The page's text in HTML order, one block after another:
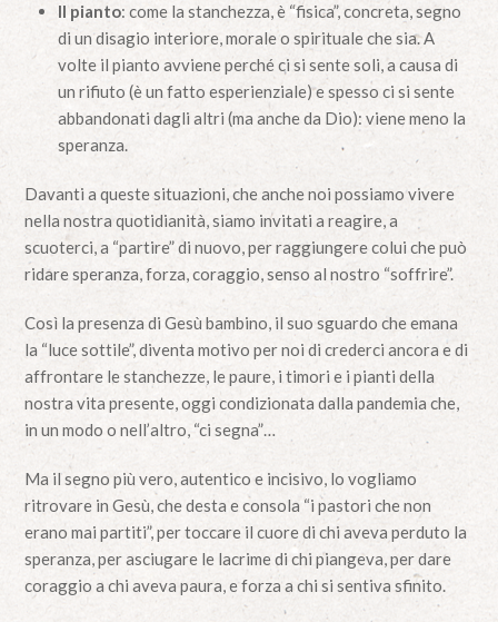
Il pianto: come la stanchezza, è “fisica”, concreta, segno
di un disagio interiore, morale o spirituale che sia. A
volte il pianto avviene perché ci si sente soli, a causa di
un rifiuto (è un fatto esperienziale) e spesso ci si sente
abbandonati dagli altri (ma anche da Dio): viene meno la
speranza.
Davanti a queste situazioni, che anche noi possiamo vivere
nella nostra quotidianità, siamo invitati a reagire, a
scuoterci, a “partire” di nuovo, per raggiungere colui che può
ridare speranza, forza, coraggio, senso al nostro “soffrire”.
Così la presenza di Gesù bambino, il suo sguardo che emana
la “luce sottile”, diventa motivo per noi di crederci ancora e di
affrontare le stanchezze, le paure, i timori e i pianti della
nostra vita presente, oggi condizionata dalla pandemia che,
in un modo o nell’altro, “ci segna”…
Ma il segno più vero, autentico e incisivo, lo vogliamo
ritrovare in Gesù, che desta e consola “i pastori che non
erano mai partiti”, per toccare il cuore di chi aveva perduto la
speranza, per asciugare le lacrime di chi piangeva, per dare
coraggio a chi aveva paura, e forza a chi si sentiva sfinito.